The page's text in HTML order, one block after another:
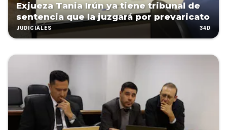
Exjueza Tania Irún ya tiene tribunal de
sentencia que la juzgará por prevaricato
JUDICIALES 34D